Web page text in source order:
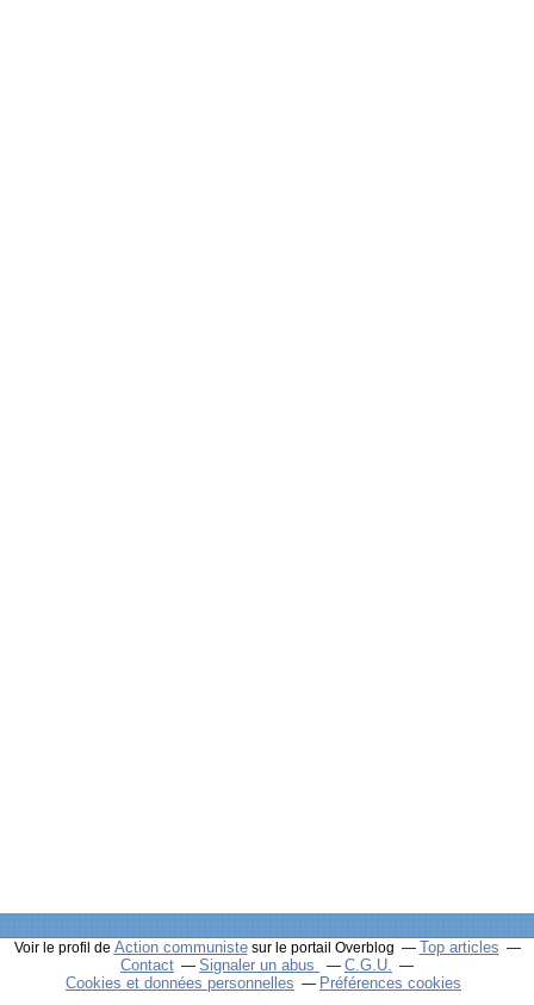
Voir le profil de Action communistesur le portail Overblog
Top articles
Contact
Signaler un abus
C.G.U.
Cookies et données personnelles
Préférences cookies